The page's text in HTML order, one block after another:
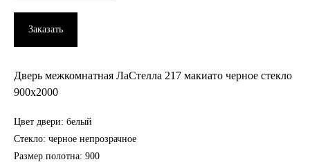
Заказать
Дверь межкомнатная ЛаСтелла 217 макиато черное стекло
900х2000
Цвет двери: белый
Стекло: черное непрозрачное
Размер полотна: 900